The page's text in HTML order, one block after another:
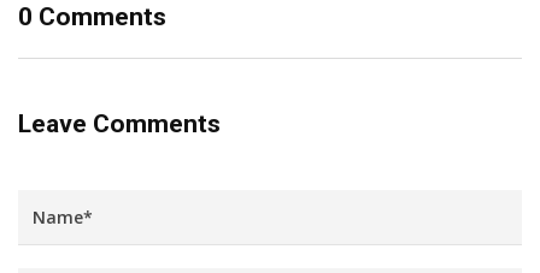
0 Comments
Leave Comments